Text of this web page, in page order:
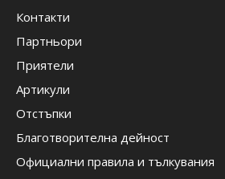
Контакти
Партньори
Приятели
Артикули
Отстъпки
Благотворителна дейност
Официални правила и тълкувания